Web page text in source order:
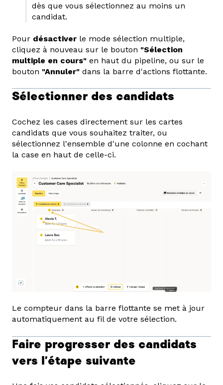
dès que vous sélectionnez au moins un
candidat.
Pour désactiver le mode sélection multiple,
cliquez à nouveau sur le bouton "Sélection
multiple en cours" en haut du pipeline, ou sur le
bouton "Annuler" dans la barre d'actions flottante.
Sélectionner des candidats
Cochez les cases directement sur les cartes
candidats que vous souhaitez traiter, ou
sélectionnez l'ensemble d'une colonne en cochant
la case en haut de celle-ci.
Le compteur dans la barre flottante se met à jour
automatiquement au fil de votre sélection.
Faire progresser des candidats
vers l'étape suivante